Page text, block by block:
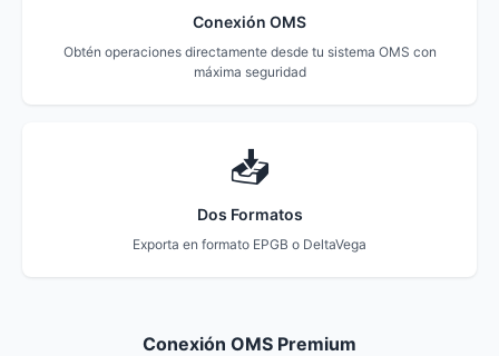
Conexión OMS
Obtén operaciones directamente desde tu sistema OMS con
máxima seguridad
📥
Dos Formatos
Exporta en formato EPGB o DeltaVega
Conexión OMS Premium